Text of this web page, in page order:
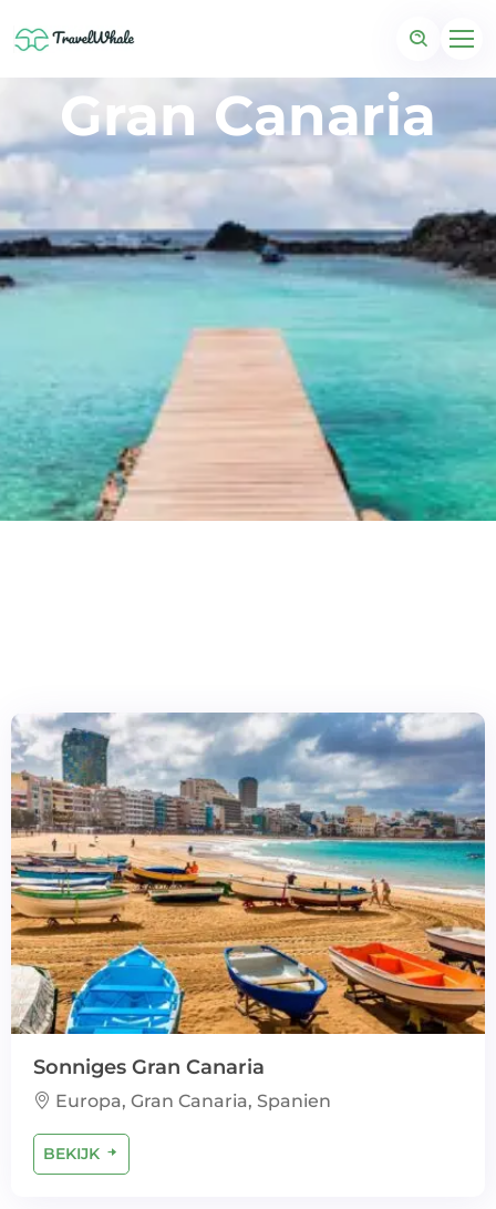
Gran Canaria
Sonniges Gran Canaria
Europa, Gran Canaria, Spanien
BEKIJK